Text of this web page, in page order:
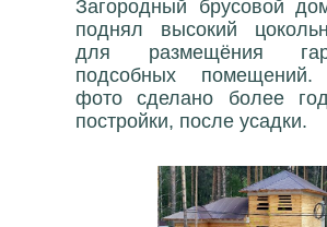
Загородный брусовой
поднял высокий
для размещёния
подсобных помещений.
фото сделано более
постройки, после усадки.